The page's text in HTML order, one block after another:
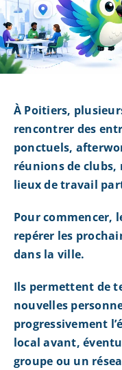
À Poitiers,
rencontrer des
ponctuels,
réunions de
lieux de travail
Pour commencer,
repérer les
dans la ville.
Ils permettent de
nouvelles
progressivement
local avant,
groupe ou un